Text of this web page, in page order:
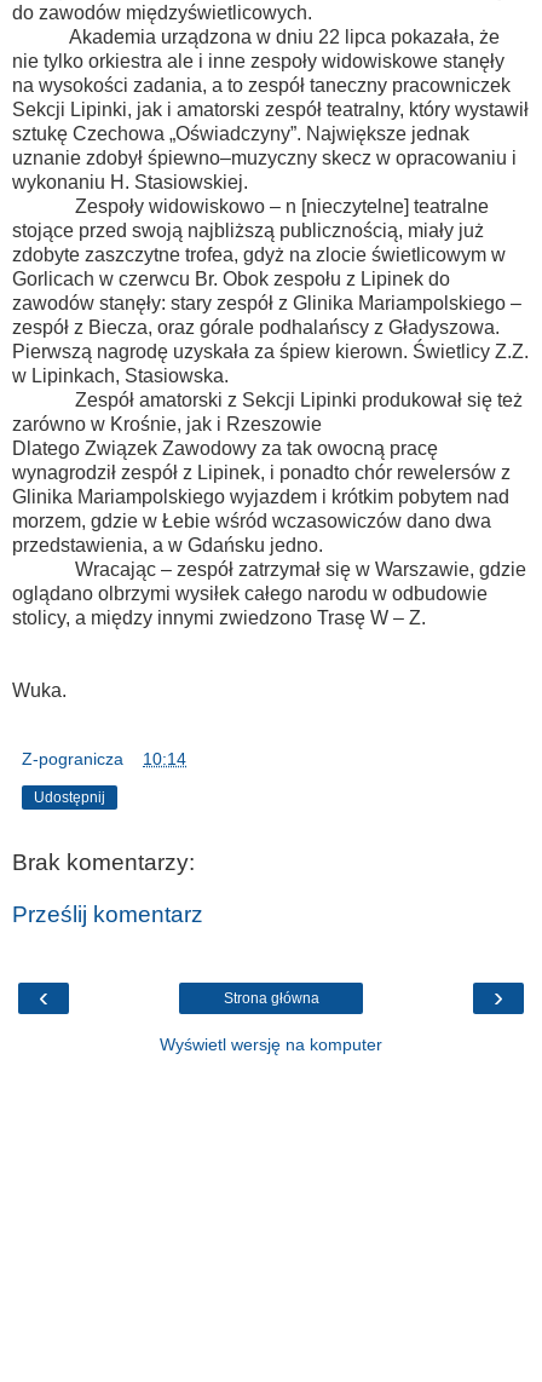
do zawodów międzyświetlicowych.
Akademia urządzona w dniu 22 lipca pokazała, że
nie tylko orkiestra ale i inne zespoły widowiskowe stanęły
na wysokości zadania, a to zespół taneczny pracowniczek
Sekcji Lipinki, jak i amatorski zespół teatralny, który wystawił
sztukę Czechowa „Oświadczyny”. Największe jednak
uznanie zdobył śpiewno–muzyczny skecz w opracowaniu i
wykonaniu H. Stasiowskiej.
Zespoły widowiskowo – n [nieczytelne] teatralne
stojące przed swoją najbliższą publicznością, miały już
zdobyte zaszczytne trofea, gdyż na zlocie świetlicowym w
Gorlicach w czerwcu Br. Obok zespołu z Lipinek do
zawodów stanęły: stary zespół z Glinika Mariampolskiego –
zespół z Biecza, oraz górale podhalańscy z Gładyszowa.
Pierwszą nagrodę uzyskała za śpiew kierown. Świetlicy Z.Z.
w Lipinkach, Stasiowska.
Zespół amatorski z Sekcji Lipinki produkował się też
zarówno w Krośnie, jak i Rzeszowie
Dlatego Związek Zawodowy za tak owocną pracę
wynagrodził zespół z Lipinek, i ponadto chór rewelersów z
Glinika Mariampolskiego wyjazdem i krótkim pobytem nad
morzem, gdzie w Łebie wśród wczasowiczów dano dwa
przedstawienia, a w Gdańsku jedno.
Wracając – zespół zatrzymał się w Warszawie, gdzie
oglądano olbrzymi wysiłek całego narodu w odbudowie
stolicy, a między innymi zwiedzono Trasę W – Z.
Wuka.
Z-pogranicza 10:14
Udostępnij
Brak komentarzy:
Prześlij komentarz
‹ ›
Strona główna
Wyświetl wersję na komputer